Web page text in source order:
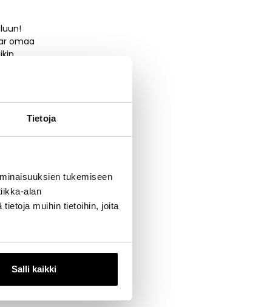
Tietoja
tukemiseen
alan
muihin tietoihin, joita
Salli kaikki
omaa
että